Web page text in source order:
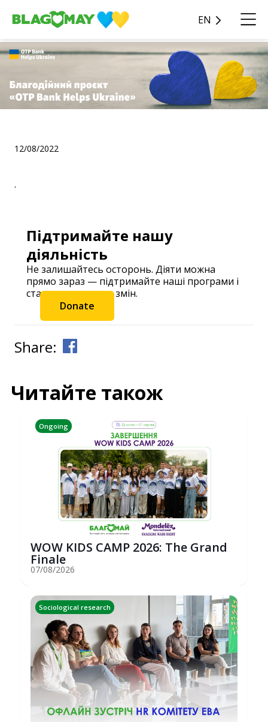
EN
12/08/2022
.
Підтримайте нашу
діяльність
Не залишайтесь осторонь. Діяти можна
прямо зараз — підтримайте наші програми і
станьте частиною змін.
Donate
Share:
Читайте також
Ongoing
WOW KIDS CAMP 2026: The Grand
Finale
07/08/2026
Sociological research